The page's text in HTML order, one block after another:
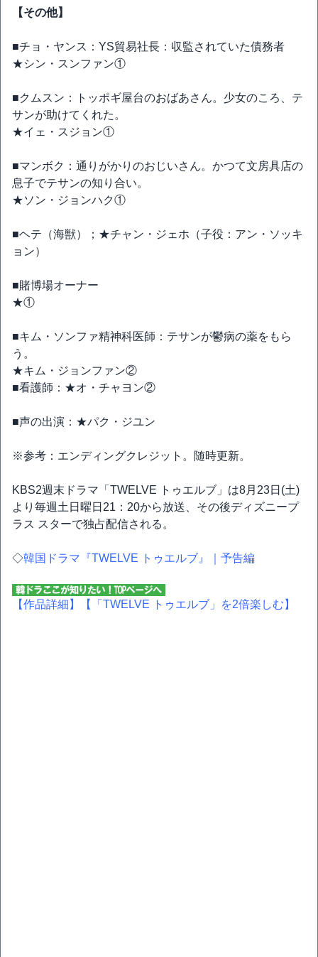
【その他】
■チョ・ヤンス：YS貿易社長：収監されていた債務者
★シン・スンファン①
■クムスン：トッポギ屋台のおばあさん。少女のころ、テ
サンが助けてくれた。
★イェ・スジョン①
■マンボク：通りがかりのおじいさん。かつて文房具店の
息子でテサンの知り合い。
★ソン・ジョンハク①
■ヘテ（海獣）；★チャン・ジェホ（子役：アン・ソッキ
ョン）
■賭博場オーナー
★①
■キム・ソンファ精神科医師：テサンが鬱病の薬をもら
う。
★キム・ジョンファン②
■看護師：★オ・チャヨン②
■声の出演：★パク・ジユン
※参考：エンディングクレジット。随時更新。
KBS2週末ドラマ「TWELVE トゥエルブ」は8月23日(土)
より毎週土日曜日21：20から放送、その後ディズニープ
ラス スターで独占配信される。
◇韓国ドラマ『TWELVE トゥエルブ』｜予告編
【作品詳細】 【「TWELVE トゥエルブ」を2倍楽しむ】